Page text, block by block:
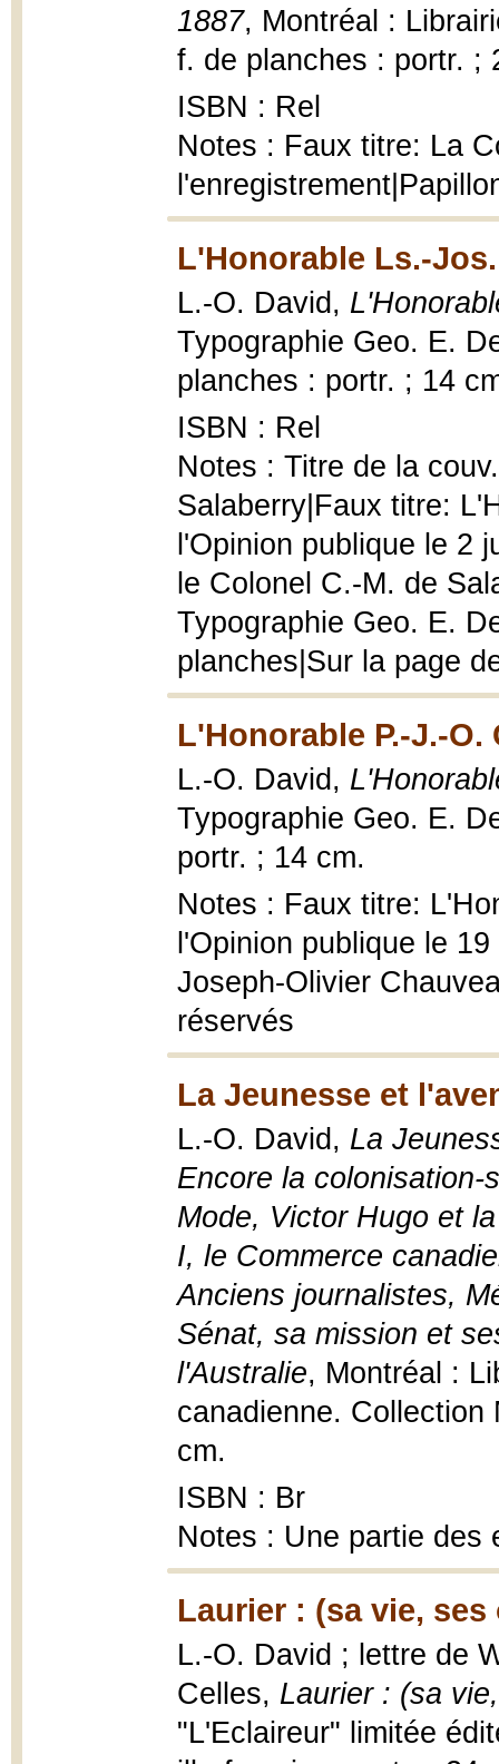
1887, Montréal :
f. de planches : portr. ;
ISBN : Rel
Notes : Faux titre: La
L'Honorable Ls.-
L.-O. David,
Typographie Geo. E.
planches : portr. ; 14
ISBN : Rel
Notes : Titre de la
Salaberry|Faux titre:
l'Opinion publique le 2
le Colonel C.-M. de
Typographie Geo. E.
planches|Sur la page
L'Honorable P.-J.-O.
L.-O. David,
Typographie Geo. E.
portr. ; 14 cm.
Notes : Faux titre:
l'Opinion publique le
Joseph-Olivier
réservés
La Jeunesse et
L.-O. David, La
Encore la
Mode, Victor Hugo et
I, le Commerce
Anciens journalistes,
Sénat, sa mission et
l'Australie, Montréal :
canadienne.
cm.
ISBN : Br
Notes : Une partie des
Laurier : (sa vie, ses
L.-O. David ; lettre de
Celles, Laurier : (sa
"L'Eclaireur" limitée